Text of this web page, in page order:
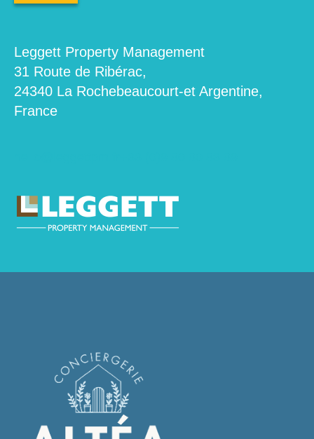
Leggett Property Management
31 Route de Ribérac,
24340 La Rochebeaucourt-et Argentine,
France